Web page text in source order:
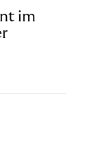
im